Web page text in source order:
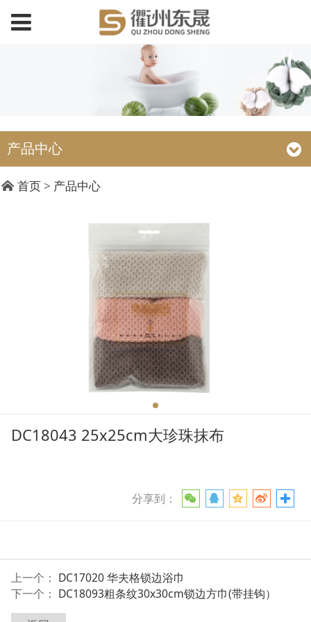
产品中心
DC18043 25x25cm大
珍珠抹布
首页 > 产品中心
DC18043 25x25cm大珍珠抹布
分享到：
上一个： DC17020 华夫格锁边浴巾
下一个： DC18093粗条纹30x30cm锁边方巾(带挂钩）